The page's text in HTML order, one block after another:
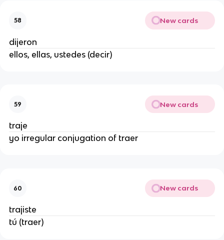
58 New cards
dijeron
ellos, ellas, ustedes (decir)
59 New cards
traje
yo irregular conjugation of traer
60 New cards
trajiste
tú (traer)